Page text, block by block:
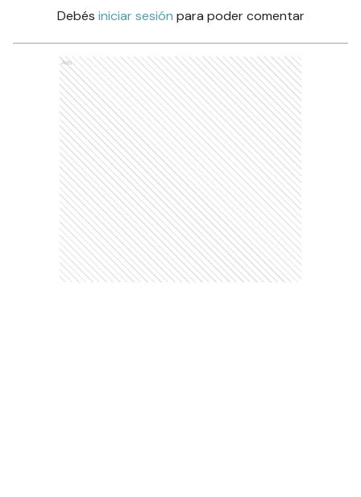
Debés iniciar sesión para poder comentar
Ads